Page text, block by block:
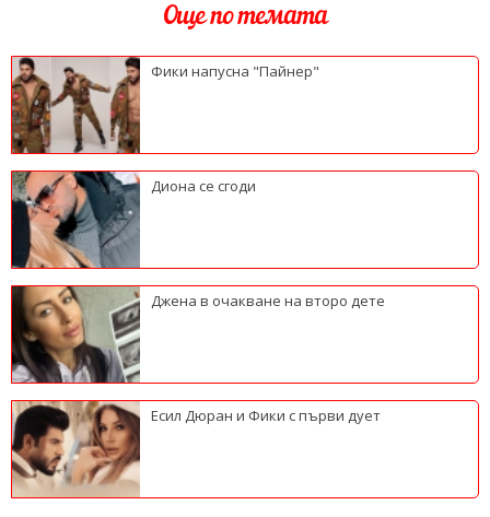
Още по темата
Фики напусна "Пайнер"
Диона се сгоди
Джена в очакване на второ дете
Есил Дюран и Фики с първи дует